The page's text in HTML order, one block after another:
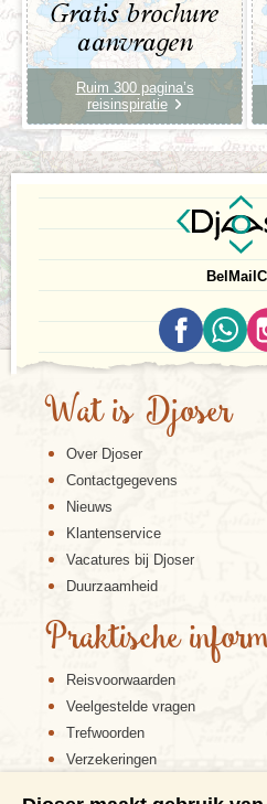
Gratis brochure
aanvragen
Ruim 300 pagina’s
reisinspiratie
Bel Mail
Wat is Djoser
Over Djoser
Contactgegevens
Nieuws
Klantenservice
Vacatures bij Djoser
Duurzaamheid
Praktische
Reisvoorwaarden
Veelgestelde vragen
Trefwoorden
Verzekeringen